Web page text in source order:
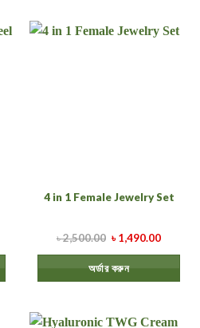
4 in 1 Female Jewelry Set
৳2,500.00 ৳1,490.00
অর্ডার করুন